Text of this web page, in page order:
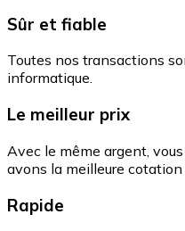
Sûr et fiable
Toutes nos transactions
informatique.
Le meilleur prix
Avec le même argent,
avons la meilleure cotation
Rapide